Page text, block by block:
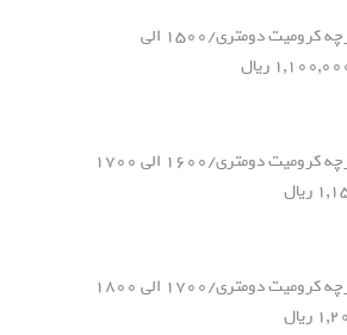
✳️ یونولیت تیرچه کرومیت دومتری/۱۵۰۰ الی
✳️ یونولیت تیرچه کرومیت دومتری/۱۶۰۰ الی ۱۷۰۰
✳️ یونولیت تیرچه کرومیت دومتری/۱۷۰۰ الی ۱۸۰۰